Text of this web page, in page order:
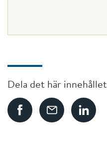
Dela det här innehållet